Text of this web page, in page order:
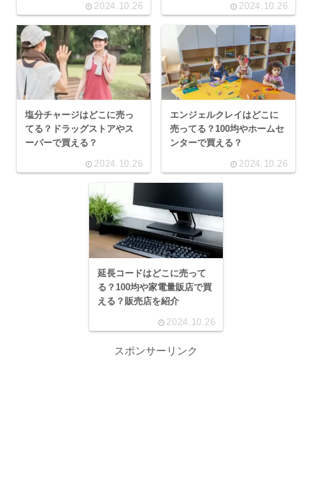
2024.10.26 2024.10.26
塩分チャージはどこに売っ
てる？ドラッグストアやス
ーパーで買える？
2024.10.26
エンジェルクレイはどこに
売ってる？100均やホームセ
ンターで買える？
2024.10.26
延長コードはどこに売って
る？100均や家電量販店で買
える？販売店を紹介
2024.10.26
スポンサーリンク